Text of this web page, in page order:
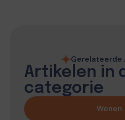
Gerelateerde
Artikelen in
categorie
Wonen